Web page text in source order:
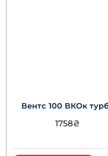
Вентс 100 ВКОк
1758₴